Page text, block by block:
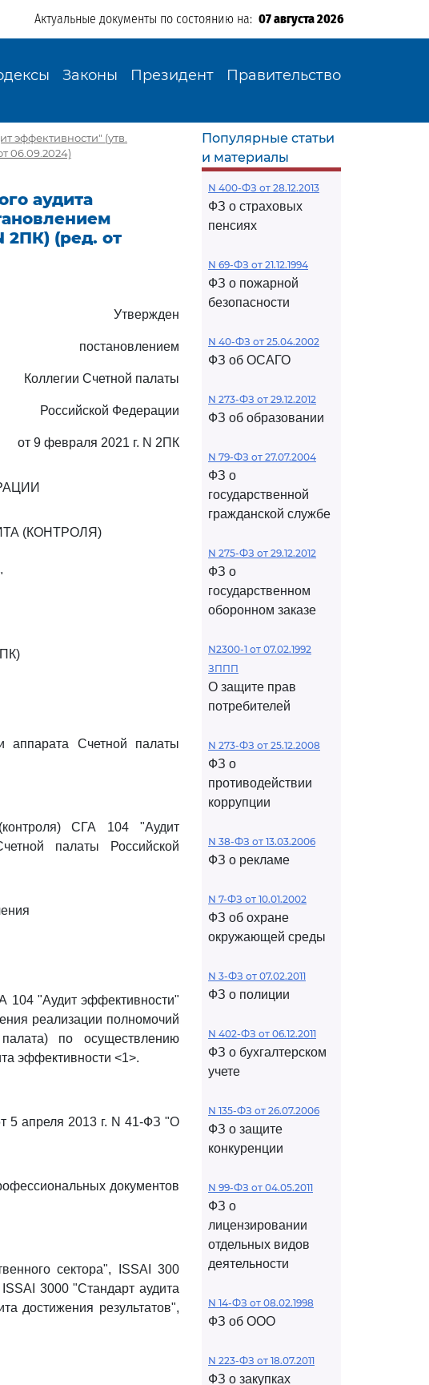
Актуальные документы по состоянию на: 07 августа 2026
Законы Президент Правительство
эффективности" (утв.
06.09.2024)
аудита
2ПК) (ред. от
Утвержден
постановлением
Коллегии Счетной палаты
Российской Федерации
от 9 февраля 2021 г. N 2ПК
(КОНТРОЛЯ)
аппарата Счетной палаты
СГА 104 "Аудит
палаты Российской
104 "Аудит эффективности"
реализации полномочий
по осуществлению
эффективности <1>.
5 апреля 2013 г. N 41-ФЗ "О
документов
сектора", ISSAI 300
3000 "Стандарт аудита
достижения результатов",
Популярные статьи
и материалы
N 400-ФЗ от 28.12.2013
ФЗ о страховых
пенсиях
N 69-ФЗ от 21.12.1994
ФЗ о пожарной
безопасности
N 40-ФЗ от 25.04.2002
ФЗ об ОСАГО
N 273-ФЗ от 29.12.2012
ФЗ об образовании
N 79-ФЗ от 27.07.2004
ФЗ о
государственной
гражданской службе
N 275-ФЗ от 29.12.2012
ФЗ о
государственном
оборонном заказе
N2300-1 от 07.02.1992
ЗППП
О защите прав
потребителей
N 273-ФЗ от 25.12.2008
ФЗ о
противодействии
коррупции
N 38-ФЗ от 13.03.2006
ФЗ о рекламе
N 7-ФЗ от 10.01.2002
ФЗ об охране
окружающей среды
N 3-ФЗ от 07.02.2011
ФЗ о полиции
N 402-ФЗ от 06.12.2011
ФЗ о бухгалтерском
учете
N 135-ФЗ от 26.07.2006
ФЗ о защите
конкуренции
N 99-ФЗ от 04.05.2011
ФЗ о
лицензировании
отдельных видов
деятельности
N 14-ФЗ от 08.02.1998
ФЗ об ООО
N 223-ФЗ от 18.07.2011
ФЗ о закупках